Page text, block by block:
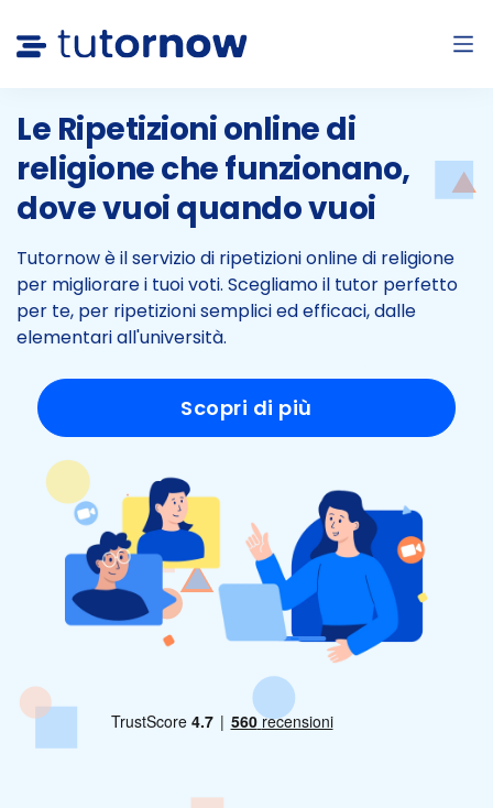
Le Ripetizioni online di
religione chefunzionano,
dove vuoi quando vuoi
Tutornow è il servizio di ripetizioni online di religione
per migliorare i tuoi voti. Scegliamo il tutor perfetto
per te, per ripetizioni semplicied efficaci, dalle
elementari all'università.
Scopri di più